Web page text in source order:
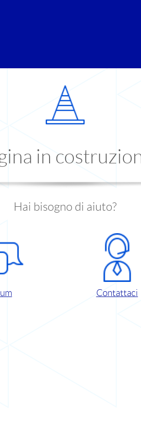
in
Hai bisogno di aiuto?
Contattaci